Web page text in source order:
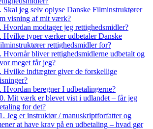
Skal jeg selv oplyse Danske Filminstruktører
visning af mit værk?
Hvordan modtager jeg rettighedsmidler?
Hvilke typer værker udbetaler Danske
rettighedsmidler for?
Hvornår bliver rettighedsmidlerne udbetalt og
meget får jeg?
Hvilke indtægter giver de forskellige
Hvordan beregner I udbetalingerne?
Mit værk er blevet vist i udlandet – får jeg
for det?
Jeg er instruktør / manuskriptforfatter og
at have krav på en udbetaling – hvad gør